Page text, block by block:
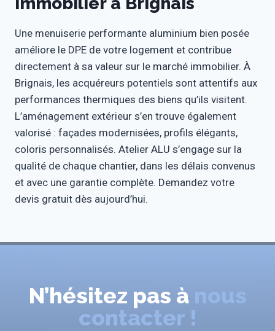
Une menuiserie performante aluminium bien posée
améliore le DPE de votre logement et contribue
directement à sa valeur sur le marché immobilier. À
Brignais, les acquéreurs potentiels sont attentifs aux
performances thermiques des biens qu’ils visitent.
L’aménagement extérieur s’en trouve également
valorisé : façades modernisées, profils élégants,
coloris personnalisés. Atelier ALU s’engage sur la
qualité de chaque chantier, dans les délais convenus
et avec une garantie complète. Demandez votre
devis gratuit dès aujourd’hui.
N’hésitez pas à nous
contacter !